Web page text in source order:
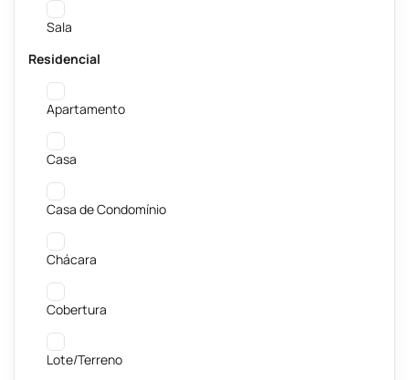
Sala
Residencial
Apartamento
Casa
Casa de Condomínio
Chácara
Cobertura
Lote/Terreno